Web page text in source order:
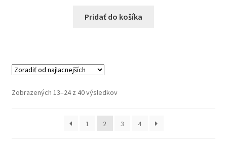
Pridať do košíka
Zobrazených 13–24 z 40 výsledkovZoradené
od
1 2 3 4